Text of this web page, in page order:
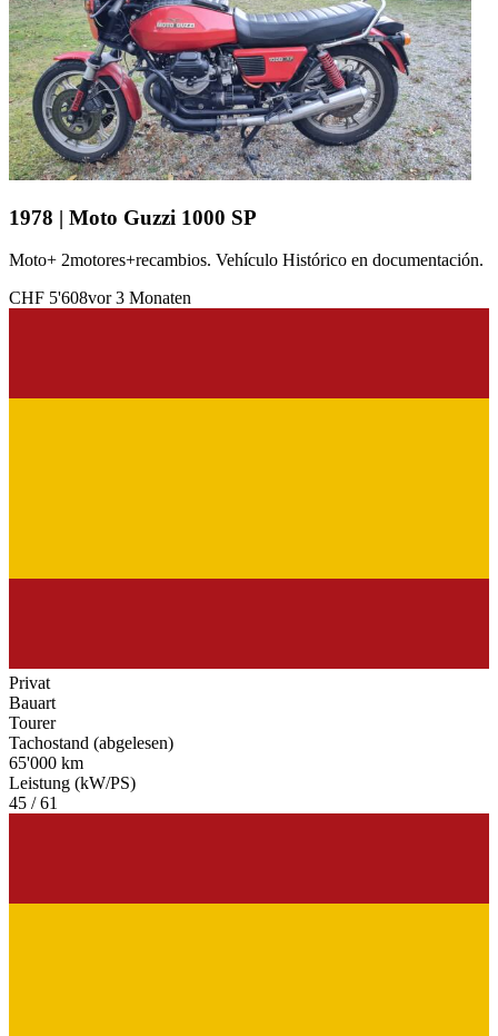
1978 | Moto Guzzi 1000 SP
Moto+ 2motores+recambios. Vehículo Histórico en documentación.
CHF 5'608vor 3 Monaten
Privat
Bauart
Tourer
Tachostand (abgelesen)
65'000 km
Leistung (kW/PS)
45 / 61